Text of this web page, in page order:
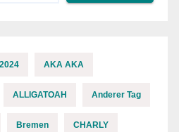
2024 AKA AKA
ALLIGATOAH Anderer Tag
Bremen CHARLY